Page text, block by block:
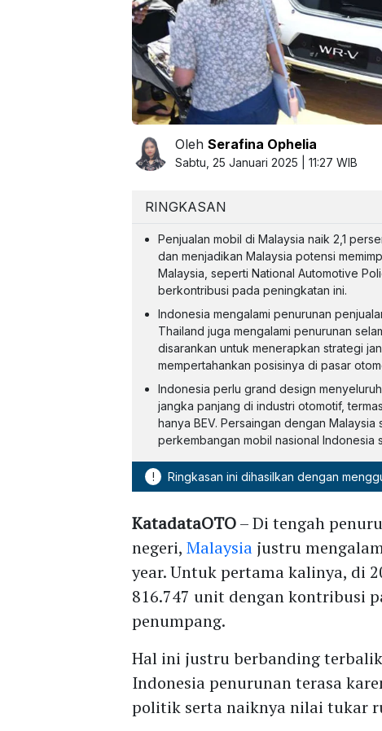
OlehSerafina Ophelia
Sabtu, 25 Januari 2025 | 11:27 WIB
RINGKASAN
Penjualan mobil di Malaysia naik 2,1
dan menjadikan Malaysia potensi
Malaysia, seperti National Automotive
berkontribusi pada peningkatan ini.
Indonesia mengalami penurunan
Thailand juga mengalami penurunan
disarankan untuk menerapkan strategi
mempertahankan posisinya di pasar
Indonesia perlu grand design
jangka panjang di industri otomotif,
hanya BEV. Persaingan dengan
perkembangan mobil nasional Indonesia
! Ringkasan ini dihasilkan dengan
KatadataOTO– Di tengah
negeri,Malaysia justru
year. Untuk pertama kalinya, di
816.747 unit dengan kontribusi
penumpang.
Hal ini justru berbanding
Indonesia penurunan terasa
politik serta naiknya nilai tukar